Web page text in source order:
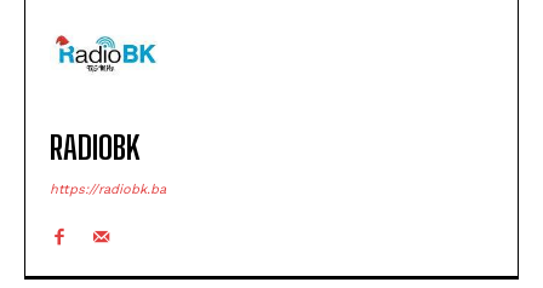
RADIOBK
https://radiobk.ba